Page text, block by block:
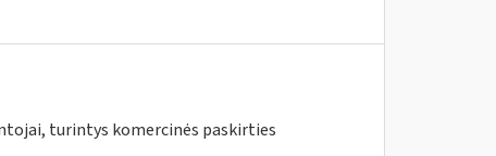
turintys komercinės paskirties